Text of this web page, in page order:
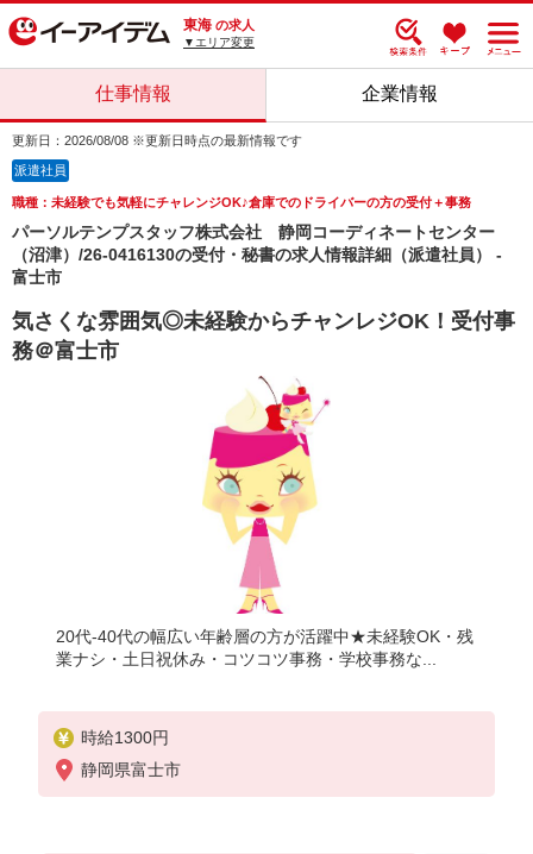
東海 の求人
▼エリア変更
仕事情報 企業情報
更新日：2026/08/08 ※更新日時点の最新情報です
派遣社員
職種：未経験でも気軽にチャレンジOK♪倉庫でのドライバーの方の受付＋事務
パーソルテンプスタッフ株式会社 静岡コーディネートセンター
（沼津）/26-0416130の受付・秘書の求人情報詳細（派遣社員） -
富士市
気さくな雰囲気◎未経験からチャンレジOK！受付事
務＠富士市
20代-40代の幅広い年齢層の方が活躍中★未経験OK・残
業ナシ・土日祝休み・コツコツ事務・学校事務な...
時給1300円
静岡県富士市